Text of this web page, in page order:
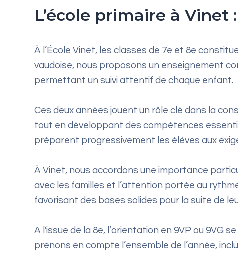
L’école primaire à
À l’École Vinet, les classes de 7e et 8e
vaudoise, nous proposons un enseignement
permettant un suivi attentif de chaque enfant.
Ces deux années jouent un rôle clé dans la
tout en développant des compétences
préparent progressivement les élèves aux
À Vinet, nous accordons une importance
avec les familles et l’attention portée au
favorisant des bases solides pour la suite de
A l'issue de la 8e, l’orientation en 9VP ou 9VG
prenons en compte l’ensemble de l’année,